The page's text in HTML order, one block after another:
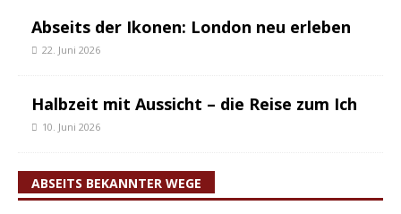
Abseits der Ikonen: London neu erleben
22. Juni 2026
Halbzeit mit Aussicht – die Reise zum Ich
10. Juni 2026
ABSEITS BEKANNTER WEGE